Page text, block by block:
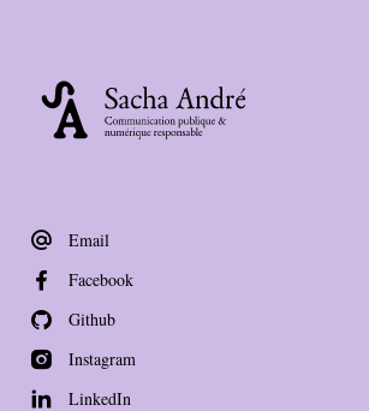
Email
Facebook
Github
Instagram
LinkedIn